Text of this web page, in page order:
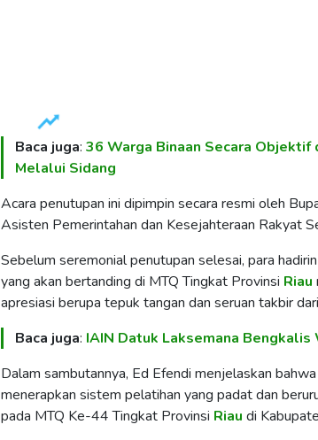
Baca juga: 36 Warga Binaan Secara
Melalui Sidang
​Acara penutupan ini dipimpin secara resmi oleh
Asisten Pemerintahan dan Kesejahteraan Rakyat
​Sebelum seremonial penutupan selesai, para
yang akan bertanding di MTQ Tingkat Provinsi Riau
apresiasi berupa tepuk tangan dan seruan takbir
Baca juga: IAIN Datuk Laksemana
​Dalam sambutannya, Ed Efendi menjelaskan
menerapkan sistem pelatihan yang padat dan
pada MTQ Ke-44 Tingkat Provinsi Riau di